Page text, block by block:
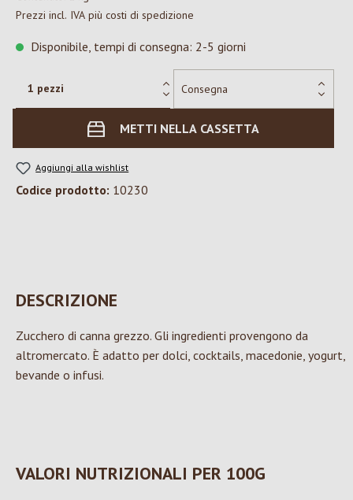
Prezzi incl. IVA più costi di spedizione
Disponibile, tempi di consegna: 2-5 giorni
METTI NELLA CASSETTA
Aggiungi alla wishlist
Codice prodotto: 10230
DESCRIZIONE
Zucchero di canna grezzo. Gli ingredienti provengono da
altromercato. È adatto per dolci, cocktails, macedonie, yogurt,
bevande o infusi.
VALORI NUTRIZIONALI PER 100G